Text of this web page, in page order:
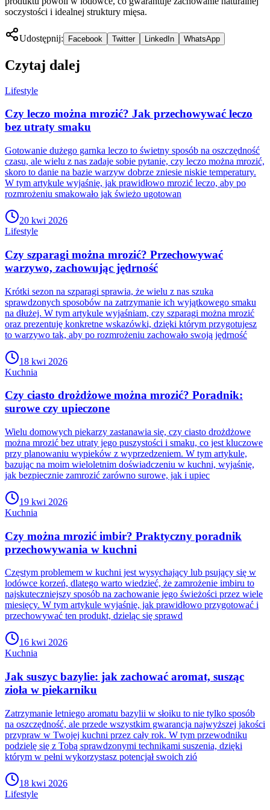
soczystości i idealnej struktury mięsa.
Udostępnij: Facebook Twitter LinkedIn WhatsApp
Czytaj dalej
Lifestyle
Czy leczo można mrozić? Jak przechowywać leczo
bez utraty smaku
Gotowanie dużego garnka leczo to świetny sposób na oszczędność
czasu, ale wielu z nas zadaje sobie pytanie, czy leczo można mrozić,
skoro to danie na bazie warzyw dobrze zniesie niskie temperatury.
W tym artykule wyjaśnię, jak prawidłowo mrozić leczo, aby po
rozmrożeniu smakowało jak świeżo ugotowan
20 kwi 2026
Lifestyle
Czy szparagi można mrozić? Przechowywać
warzywo, zachowując jędrność
Krótki sezon na szparagi sprawia, że wielu z nas szuka
sprawdzonych sposobów na zatrzymanie ich wyjątkowego smaku
na dłużej. W tym artykule wyjaśniam, czy szparagi można mrozić
oraz prezentuję konkretne wskazówki, dzięki którym przygotujesz
to warzywo tak, aby po rozmrożeniu zachowało swoją jędrność
18 kwi 2026
Kuchnia
Czy ciasto drożdżowe można mrozić? Poradnik:
surowe czy upieczone
Wielu domowych piekarzy zastanawia się, czy ciasto drożdżowe
można mrozić bez utraty jego puszystości i smaku, co jest kluczowe
przy planowaniu wypieków z wyprzedzeniem. W tym artykule,
bazując na moim wieloletnim doświadczeniu w kuchni, wyjaśnię,
jak bezpiecznie zamrozić zarówno surowe, jak i upiec
19 kwi 2026
Kuchnia
Czy można mrozić imbir? Praktyczny poradnik
przechowywania w kuchni
Częstym problemem w kuchni jest wysychający lub psujący się w
lodówce korzeń, dlatego warto wiedzieć, że zamrożenie imbiru to
najskuteczniejszy sposób na zachowanie jego świeżości przez wiele
miesięcy. W tym artykule wyjaśnię, jak prawidłowo przygotować i
przechowywać ten produkt, dzieląc się sprawd
16 kwi 2026
Kuchnia
Jak suszyc bazylie: jak zachować aromat, susząc
zioła w piekarniku
Zatrzymanie letniego aromatu bazylii w słoiku to nie tylko sposób
na oszczędność, ale przede wszystkim gwarancja najwyższej jakości
przypraw w Twojej kuchni przez cały rok. W tym przewodniku
podzielę się z Tobą sprawdzonymi technikami suszenia, dzięki
którym w pełni wykorzystasz potencjał swoich zió
18 kwi 2026
Lifestyle